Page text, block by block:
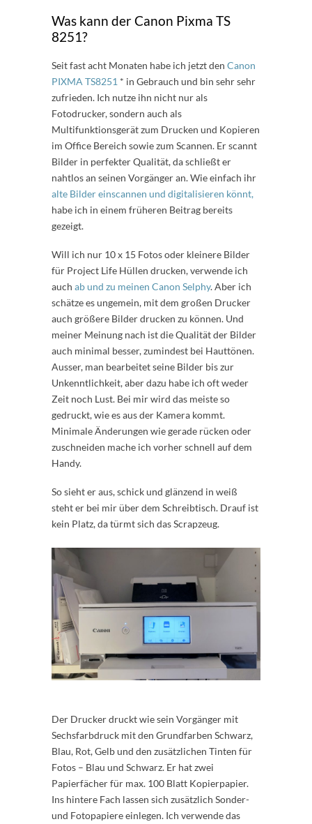
Was kann der Canon Pixma TS
8251?
Seit fast acht Monaten habe ich jetzt den Canon
PIXMA TS8251 * in Gebrauch und bin sehr sehr
zufrieden. Ich nutze ihn nicht nur als
Fotodrucker, sondern auch als
Multifunktionsgerät zum Drucken und Kopieren
im Office Bereich sowie zum Scannen. Er scannt
Bilder in perfekter Qualität, da schließt er
nahtlos an seinen Vorgänger an. Wie einfach ihr
alte Bilder einscannen und digitalisieren könnt,
habe ich in einem früheren Beitrag bereits
gezeigt.
Will ich nur 10 x 15 Fotos oder kleinere Bilder
für Project Life Hüllen drucken, verwende ich
auch ab und zu meinen Canon Selphy. Aber ich
schätze es ungemein, mit dem großen Drucker
auch größere Bilder drucken zu können. Und
meiner Meinung nach ist die Qualität der Bilder
auch minimal besser, zumindest bei Hauttönen.
Ausser, man bearbeitet seine Bilder bis zur
Unkenntlichkeit, aber dazu habe ich oft weder
Zeit noch Lust. Bei mir wird das meiste so
gedruckt, wie es aus der Kamera kommt.
Minimale Änderungen wie gerade rücken oder
zuschneiden mache ich vorher schnell auf dem
Handy.
So sieht er aus, schick und glänzend in weiß
steht er bei mir über dem Schreibtisch. Drauf ist
kein Platz, da türmt sich das Scrapzeug.
Der Drucker druckt wie sein Vorgänger mit
Sechsfarbdruck mit den Grundfarben Schwarz,
Blau, Rot, Gelb und den zusätzlichen Tinten für
Fotos – Blau und Schwarz. Er hat zwei
Papierfächer für max. 100 Blatt Kopierpapier.
Ins hintere Fach lassen sich zusätzlich Sonder-
und Fotopapiere einlegen. Ich verwende das